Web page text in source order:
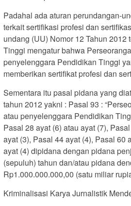
Padahal ada aturan perundangan-
terkait sertifikasi profesi dan
undang (UU) Nomor 12 Tahun 2012
Tinggi mengatur bahwa
penyelenggara Pendidikan Tinggi
memberikan sertifikat profesi dan
Sementara itu pasal pidana yang
tahun 2012 yakni : Pasal 93 :
atau penyelenggara Pendidikan
Pasal 28 ayat (6) atau ayat (7),
ayat (3), Pasal 44 ayat (4), Pasal 60
ayat (4) dipidana dengan pidana
(sepuluh) tahun dan/atau pidana
Rp1.000.000.000,00 (satu miliar
Kriminalisasi Karya Jurnalistik